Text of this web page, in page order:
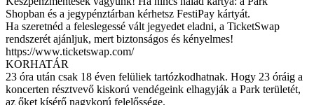
Shopban és a jegypénztárban kérhetsz FestiPay kártyát.
Ha szeretnéd a feleslegessé vált jegyedet eladni, a TicketSwap
rendszerét ajánljuk, mert biztonságos és kényelmes!
https://www.ticketswap.com/
KORHATÁR
23 óra után csak 18 éven felüliek tartózkodhatnak. Hogy 23 óráig a
koncerten résztvevő kiskorú vendégeink elhagyják a Park területét,
az őket kísérő nagykorú felelőssége.